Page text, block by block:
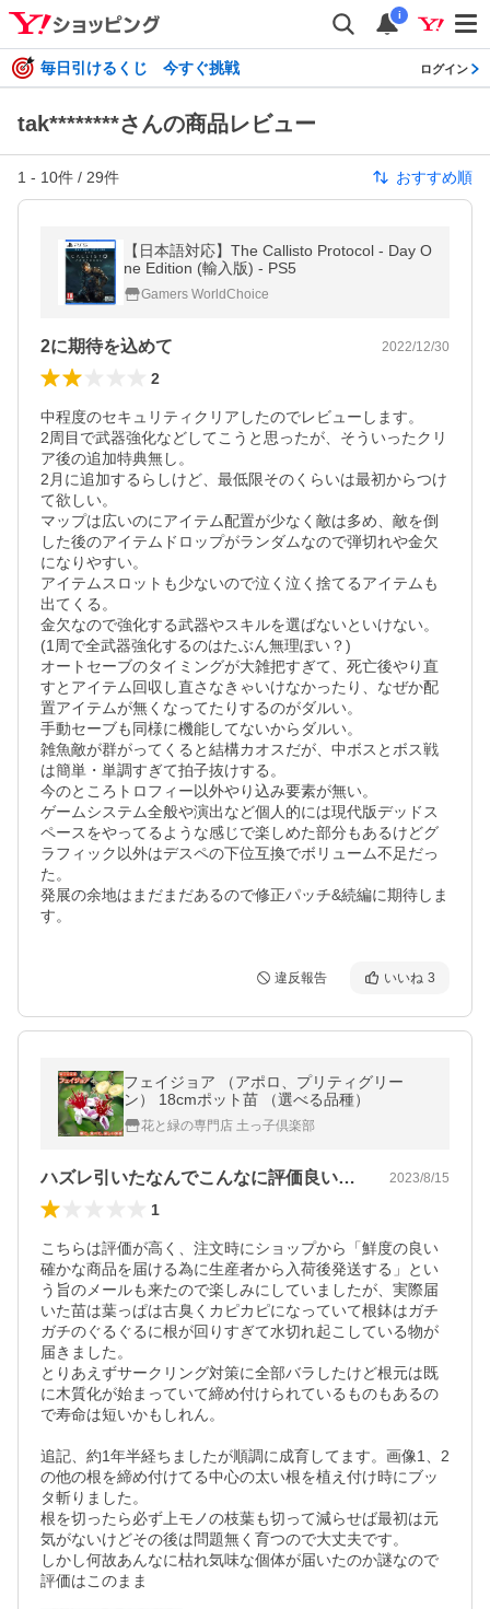
i
毎日引けるくじ 今すぐ挑戦 ログイン
tak********さんの商品レビュー
1 - 10件 / 29件 おすすめ順
【日本語対応】The Callisto Protocol - Day O
ne Edition (輸入版) - PS5
Gamers WorldChoice
2に期待を込めて 2022/12/30
2
中程度のセキュリティクリアしたのでレビューします。
2周目で武器強化などしてこうと思ったが、そういったクリ
ア後の追加特典無し。
2月に追加するらしけど、最低限そのくらいは最初からつけ
て欲しい。
マップは広いのにアイテム配置が少なく敵は多め、敵を倒
した後のアイテムドロップがランダムなので弾切れや金欠
になりやすい。
アイテムスロットも少ないので泣く泣く捨てるアイテムも
出てくる。
金欠なので強化する武器やスキルを選ばないといけない。
(1周で全武器強化するのはたぶん無理ぽい？)
オートセーブのタイミングが大雑把すぎて、死亡後やり直
すとアイテム回収し直さなきゃいけなかったり、なぜか配
置アイテムが無くなってたりするのがダルい。
手動セーブも同様に機能してないからダルい。
雑魚敵が群がってくると結構カオスだが、中ボスとボス戦
は簡単・単調すぎて拍子抜けする。
今のところトロフィー以外やり込み要素が無い。
ゲームシステム全般や演出など個人的には現代版デッドス
ペースをやってるような感じで楽しめた部分もあるけどグ
ラフィック以外はデスペの下位互換でボリューム不足だっ
た。
発展の余地はまだまだあるので修正パッチ&続編に期待しま
す。
違反報告 いいね 3
フェイジョア （アポロ、プリティグリー
ン） 18cmポット苗 （選べる品種）
花と緑の専門店 土っ子倶楽部
ハズレ引いたなんでこんなに評価良いの？ 2023/8/15
1
こちらは評価が高く、注文時にショップから「鮮度の良い
確かな商品を届ける為に生産者から入荷後発送する」とい
う旨のメールも来たので楽しみにしていましたが、実際届
いた苗は葉っぱは古臭くカピカピになっていて根鉢はガチ
ガチのぐるぐるに根が回りすぎて水切れ起こしている物が
届きました。
とりあえずサークリング対策に全部バラしたけど根元は既
に木質化が始まっていて締め付けられているものもあるの
で寿命は短いかもしれん。
追記、約1年半経ちましたが順調に成育してます。画像1、2
の他の根を締め付けてる中心の太い根を植え付け時にブッ
タ斬りました。
根を切ったら必ず上モノの枝葉も切って減らせば最初は元
気がないけどその後は問題無く育つので大丈夫です。
しかし何故あんなに枯れ気味な個体が届いたのか謎なので
評価はこのまま